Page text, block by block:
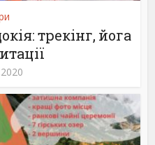
трекінг, йога